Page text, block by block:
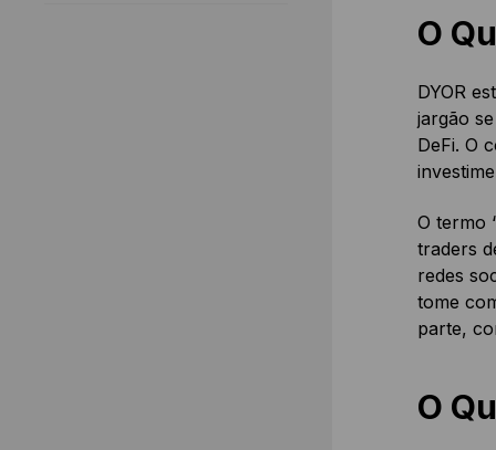
O
DYOR
jargão
DeFi. O
O termo
traders
redes
tome
parte,
O